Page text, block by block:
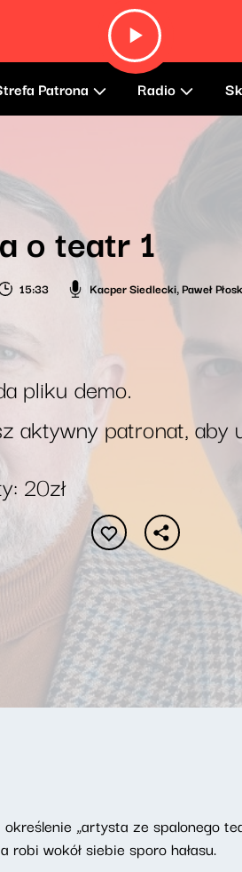
Patrona Radio
o teatr 1
15:33 Kacper Siedlecki,Paweł
pliku demo.
aktywny patronat,
20zł
„artysta ze spalonego
wokół siebie sporo hałasu.